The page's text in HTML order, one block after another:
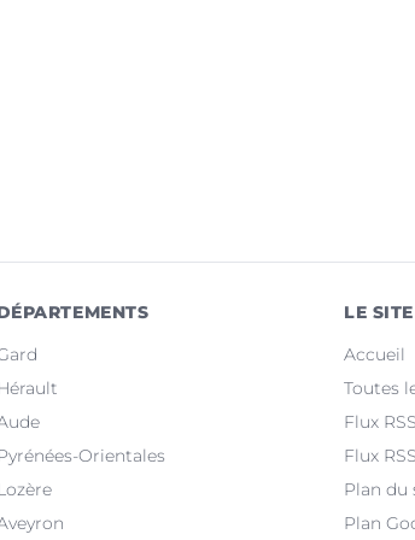
Orientales
LE SITE
Accueil
Toutes
Flux RSS
Flux
Plan du
Plan